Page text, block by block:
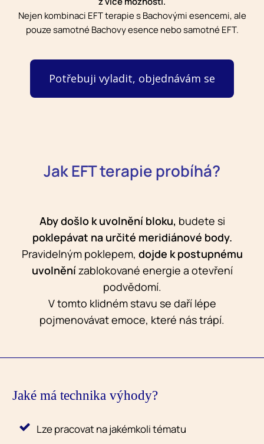
Nejen kombinaci EFT terapie s Bachovými esencemi, ale
pouze samotné Bachovy esence nebo samotné EFT.
Potřebuji vyladit, objednávám se
Jak EFT terapie probíhá?
Aby došlo k uvolnění bloku, budete si
poklepávat na určité meridiánové body.
Pravidelným poklepem, dojde k postupnému
uvolněnízablokované energie a otevření
podvědomí.
V tomto klidném stavu se daří lépe
pojmenovávat emoce, které nás trápí.
Jaké má technika výhody?
Lze pracovat na jakémkoli tématu